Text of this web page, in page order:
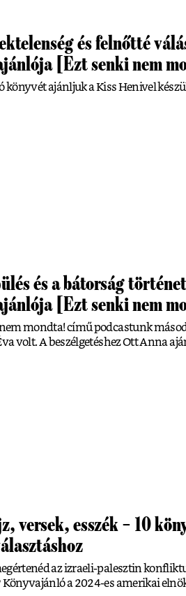
és felnőtté
[Ezt senki nem
könyvét ajánljuk a Kiss Henivel
és a bátorság
[Ezt senki nem
mondta! című podcastunk
volt. A beszélgetéshez Ott Anna
versek, esszék – 10
az izraeli-palesztin
Könyvajánló a 2024-es amerikai